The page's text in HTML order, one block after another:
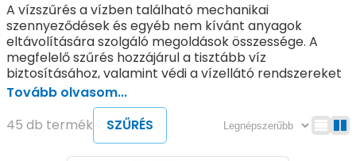
A vízszűrés a vízben található mechanikai
szennyeződések és egyéb nem kívánt anyagok
eltávolítására szolgáló megoldások összessége. A
megfelelő szűrés hozzájárul a tisztább víz
biztosításához, valamint védi a vízellátó rendszereket
és a vízzel működő berendezéseket a szennyeződések
okozta károsodásoktól.
A vezetékes vagy kútvíz gyakran tartalmazhat
homokot, iszapot, rozsdarészecskéket és egyéb
Tovább olvasom...
45 db termék
SZŰRÉS